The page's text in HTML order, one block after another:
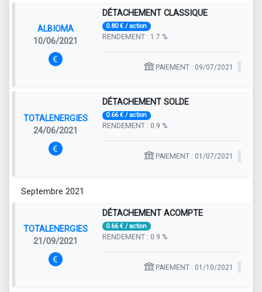
ALBIOMA
10/06/2021
DÉTACHEMENT CLASSIQUE
0.80 € / action
RENDEMENT : 1.7 %
PAIEMENT : 09/07/2021
TOTALENERGIES
24/06/2021
DÉTACHEMENT SOLDE
0.66 € / action
RENDEMENT : 0.9 %
PAIEMENT : 01/07/2021
Septembre 2021
TOTALENERGIES
21/09/2021
DÉTACHEMENT ACOMPTE
0.66 € / action
RENDEMENT : 0.9 %
PAIEMENT : 01/10/2021